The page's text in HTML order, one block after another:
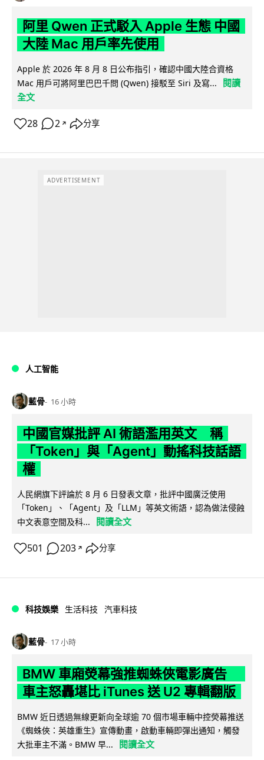
阿里 Qwen 正式駁入 Apple 生態 中國
大陸 Mac 用戶率先使用
Apple 於 2026 年 8 月 8 日公布指引，確認中國大陸合資格
Mac 用戶可將阿里巴巴千問 (Qwen) 接駁至 Siri 及寫...
閱讀
全文
28 2 ↗ 分享
ADVERTISEMENT
人工智能
藍骨 16 小時
中國官媒批評 AI 術語濫用英文 稱
「Token」與「Agent」動搖科技話語
權
人民網旗下評論於 8 月 6 日發表文章，批評中國廣泛使用
「Token」、「Agent」及「LLM」等英文術語，認為做法侵蝕
中文表意空間及科...
閱讀全文
501 203 ↗ 分享
科技娛樂 生活科技 汽車科技
藍骨 17 小時
BMW 車廂熒幕強推蜘蛛俠電影廣告
車主怒轟堪比 iTunes 送 U2 專輯翻版
BMW 近日透過無線更新向全球逾 70 個市場車輛中控熒幕推送
《蜘蛛俠：英雄重生》宣傳動畫，啟動車輛即彈出通知，觸發
大批車主不滿。BMW 早...
閱讀全文